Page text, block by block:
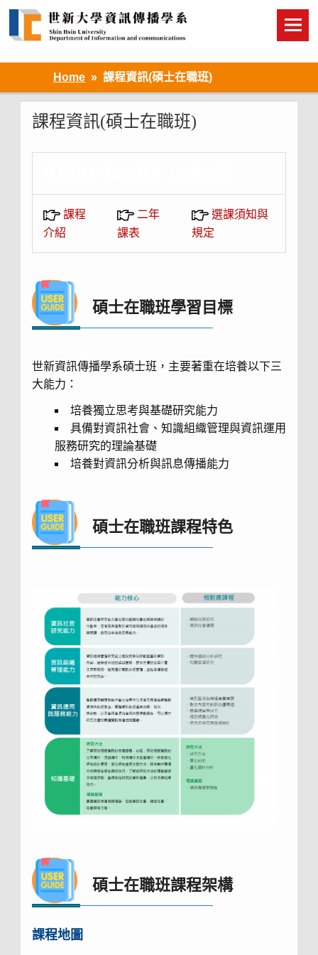
Home 課程資訊(碩士在職班)
課程資訊(碩士在職班)
課程
介紹
二年
課表
選課須知與
規定
碩士在職班學習目標
世新資訊傳播學系碩士班，主要著重在培養以下三
大能力：
培養獨立思考與基礎研究能力
具備對資訊社會、知識組織管理與資訊運用
服務研究的理論基礎
培養對資訊分析與訊息傳播能力
碩士在職班課程特色
碩士在職班課程架構
課程地圖